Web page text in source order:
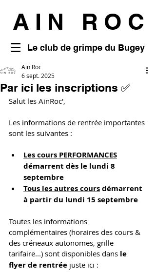
AIN ROC
Le club de grimpe du Bugey
Par ici les inscriptions ✅
Ain Roc
6 sept. 2025
Salut les AinRoc',
Les informations de rentrée importantes
sont les suivantes :
Les cours PERFORMANCES
démarrent dès le lundi 8
septembre
Tous les autres coursdémarrent
à partir du lundi 15 septembre
Toutes les informations
complémentaires (horaires des cours &
des créneaux autonomes, grille
tarifaire...) sont disponibles dans le
flyer de rentrée juste ici :